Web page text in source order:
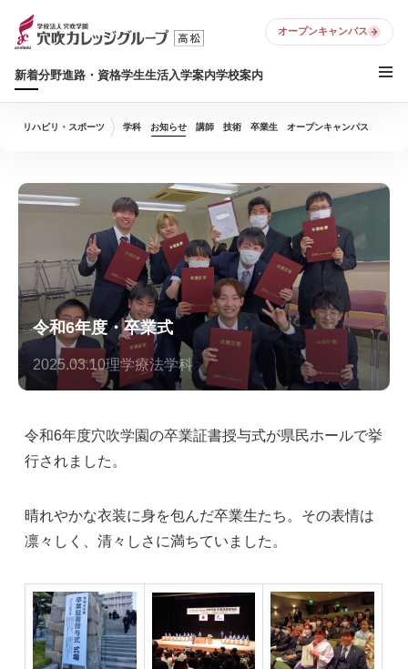
新着分野進路・資格学生生活入学案内学校案内
オープンキャンパス
リハビリ・スポーツ 学科 お知らせ 講師 技術 卒業生 オープンキャンパス
令和6年度・卒業式
2025.03.10理学療法学科
令和6年度穴吹学園の卒業証書授与式が県民ホールで挙
行されました。
晴れやかな衣装に身を包んだ卒業生たち。その表情は
凛々しく、清々しさに満ちていました。